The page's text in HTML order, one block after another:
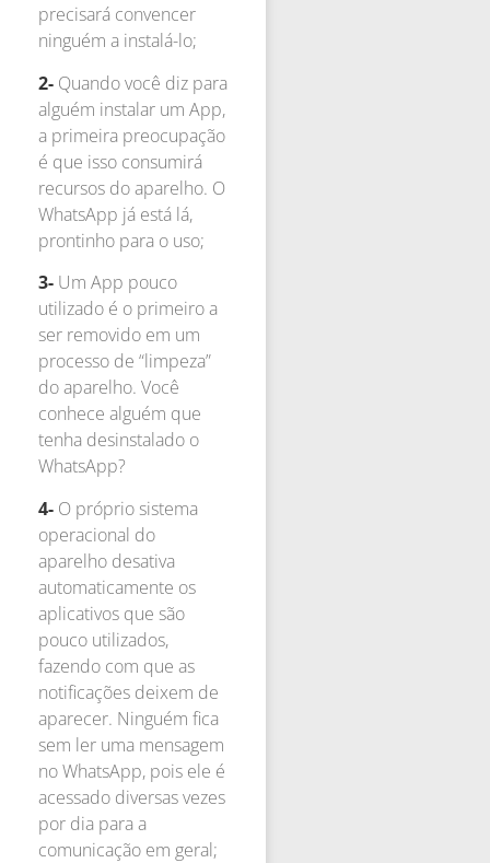
precisará convencer
ninguém a instalá-lo;
2- Quando você diz para
alguém instalar um App,
a primeira preocupação
é que isso consumirá
recursos do aparelho. O
WhatsApp já está lá,
prontinho para o uso;
3- Um App pouco
utilizado é o primeiro a
ser removido em um
processo de “limpeza”
do aparelho. Você
conhece alguém que
tenha desinstalado o
WhatsApp?
4- O próprio sistema
operacional do
aparelho desativa
automaticamente os
aplicativos que são
pouco utilizados,
fazendo com que as
notificações deixem de
aparecer. Ninguém fica
sem ler uma mensagem
no WhatsApp, pois ele é
acessado diversas vezes
por dia para a
comunicação em geral;